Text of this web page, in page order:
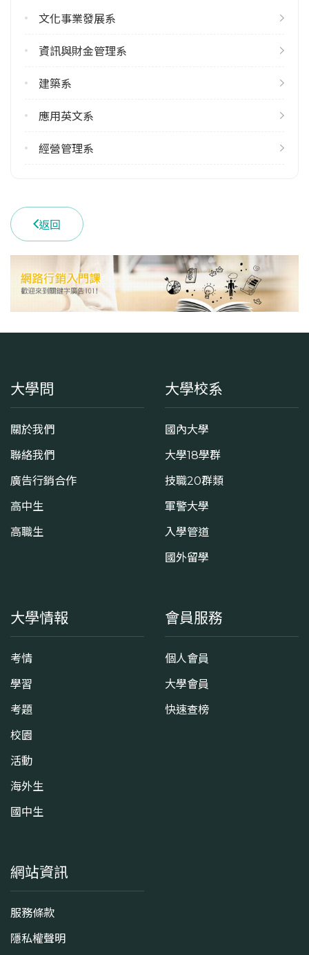
2
雙主修人數
臺北市大安區忠孝東路三段1號
文化事業發展系
資訊與財金管理系
建築系
應用英文系
經營管理系
返回
大學問
關於我們
聯絡我們
廣告行銷合作
高中生
高職生
大學校系
國內大學
大學18學群
技職20群類
軍警大學
入學管道
國外留學
大學情報
考情
學習
考題
校園
活動
海外生
國中生
會員服務
個人會員
大學會員
快速查榜
網站資訊
服務條款
隱私權聲明